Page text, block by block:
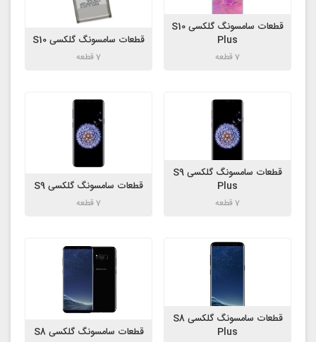
قطعات سامسونگ گلکسی S10
Plus
7 قطعه
قطعات سامسونگ گلکسی S10
7 قطعه
قطعات سامسونگ گلکسی S9
Plus
7 قطعه
قطعات سامسونگ گلکسی S9
7 قطعه
قطعات سامسونگ گلکسی S8
Plus
قطعات سامسونگ گلکسی S8